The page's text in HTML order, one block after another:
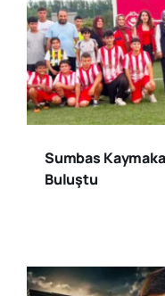
Sumbas
Buluştu